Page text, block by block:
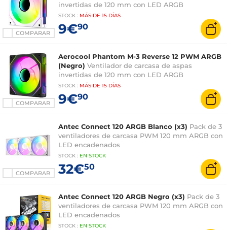
COMPARAR
invertidas de 120 mm con LED ARGB
STOCK : MÁS DE 15 DÍAS
9€90
COMPARAR
Aerocool Phantom M-3 Reverse 12 PWM ARGB
(Negro) Ventilador de carcasa de aspas
invertidas de 120 mm con LED ARGB
STOCK : MÁS DE 15 DÍAS
9€90
COMPARAR
Antec Connect 120 ARGB Blanco (x3) Pack de 3
ventiladores de carcasa PWM 120 mm ARGB con
LED encadenados
STOCK : EN STOCK
32€50
Antec Connect 120 ARGB Negro (x3) Pack de 3
ventiladores de carcasa PWM 120 mm ARGB con
LED encadenados
STOCK : EN STOCK